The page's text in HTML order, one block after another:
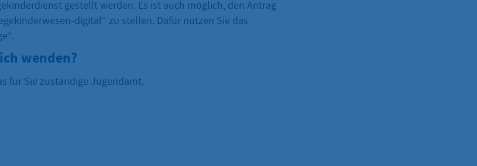
gestellt werden. Es ist auch möglich, den Antrag
digital“ zu stellen. Dafür nutzen Sie das
wenden?
für Sie zuständige Jugendamt.